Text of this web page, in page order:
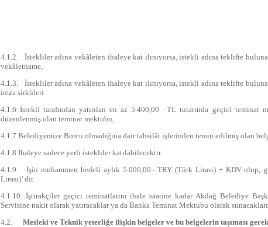
4.1.2. İstekliler adına vekâleten ihaleye kat ılınıyorsa, istekli adına teklifte
vekâletname,
4.1.3. İstekliler adına vekâleten ihaleye kat ılınıyorsa, istekli adına teklifte
imza sirküleri
4.1.6 İstekli tarafından yatırılan en az 5.400,00 –TL tutarında geçici teminat
düzenlenmiş olan teminat mektubu,
4.1.7 Belediyemize Borcu olmadığına dair tahsilât işlerinden temin edilmiş olan
4.1.8 İhaleye sadece yerli istekliler katılabilecektir.
4.1.9. İşin muhammen bedeli aylık 5.000,00.- TRY (Türk Lirası) + KDV olup,
Lirası)’ dir.
4.1.10. İştirakçiler geçici teminatlarını ihale saatine kadar Akdağ Belediye
Servisine nakit olarak yatıracaklar ya da Banka Teminat Mektubu olarak
4.2. Mesleki ve Teknik yeterliğe ilişkin belgeler ve bu belgelerin taşıması